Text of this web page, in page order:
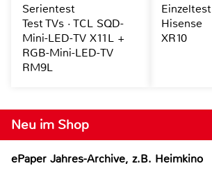
Neu im Shop
ePaper Jahres-Archive, z.B. Heimkino
Serientest
Test TVs · TCL SQD-
Mini-LED-TV X11L +
RGB-Mini-LED-TV
RM9L
Einzeltest
Hisense
XR10